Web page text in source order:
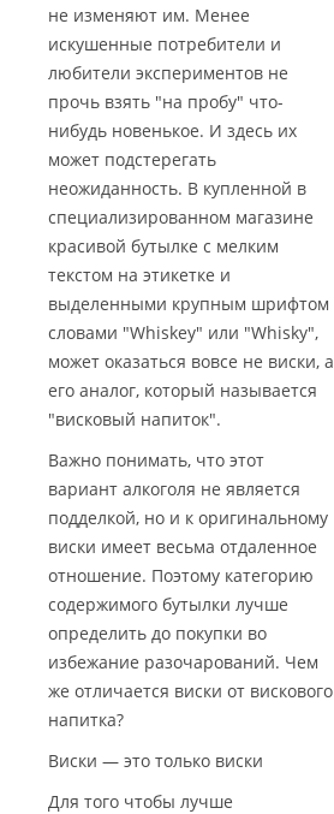
не изменяют им. Менее
искушенные потребители и
любители экспериментов не
прочь взять "на пробу" что-
нибудь новенькое. И здесь их
может подстерегать
неожиданность. В купленной в
специализированном магазине
красивой бутылке с мелким
текстом на этикетке и
выделенными крупным шрифтом
словами "Whiskey" или "Whisky",
может оказаться вовсе не виски, а
его аналог, который называется
"висковый напиток".
Важно понимать, что этот
вариант алкоголя не является
подделкой, но и к оригинальному
виски имеет весьма отдаленное
отношение. Поэтому категорию
содержимого бутылки лучше
определить до покупки во
избежание разочарований. Чем
же отличается виски от вискового
напитка?
Виски — это только виски
Для того чтобы лучше